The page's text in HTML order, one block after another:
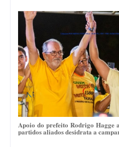
Apoio do prefeito Rodrigo Hagge
partidos aliados desidrata a